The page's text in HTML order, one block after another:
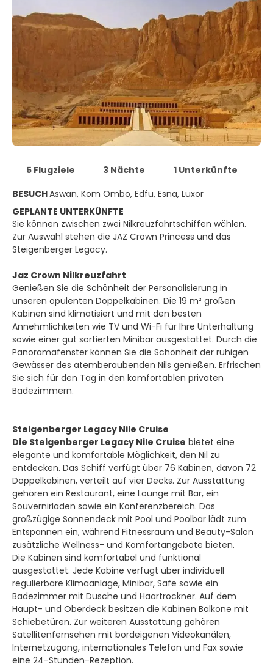
5 Flugziele 3 Nächte
1 Unterkünfte
BESUCHAswan, Kom Ombo, Edfu, Esna, Luxor
GEPLANTE UNTERKÜNFTE
Sie können zwischen zwei Nilkreuzfahrtschiffen wählen.
Zur Auswahl stehen die JAZ Crown Princess und das
Steigenberger Legacy.
Jaz Crown Nilkreuzfahrt
Genießen Sie die Schönheit der Personalisierung in
unseren opulenten Doppelkabinen. Die 19 m² großen
Kabinen sind klimatisiert und mit den besten
Annehmlichkeiten wie TV und Wi-Fi für Ihre Unterhaltung
sowie einer gut sortierten Minibar ausgestattet. Durch die
Panoramafenster können Sie die Schönheit der ruhigen
Gewässer des atemberaubenden Nils genießen. Erfrischen
Sie sich für den Tag in den komfortablen privaten
Badezimmern.
Steigenberger Legacy Nile Cruise
Die Steigenberger Legacy Nile Cruise bietet eine
elegante und komfortable Möglichkeit, den Nil zu
entdecken. Das Schiff verfügt über 76 Kabinen, davon 72
Doppelkabinen, verteilt auf vier Decks. Zur Ausstattung
gehören ein Restaurant, eine Lounge mit Bar, ein
Souvernirladen sowie ein Konferenzbereich. Das
großzügige Sonnendeck mit Pool und Poolbar lädt zum
Entspannen ein, während Fitnessraum und Beauty-Salon
zusätzliche Wellness- und Komfortangebote bieten.
Die Kabinen sind komfortabel und funktional
ausgestattet. Jede Kabine verfügt über individuell
regulierbare Klimaanlage, Minibar, Safe sowie ein
Badezimmer mit Dusche und Haartrockner. Auf dem
Haupt- und Oberdeck besitzen die Kabinen Balkone mit
Schiebetüren. Zur weiteren Ausstattung gehören
Satellitenfernsehen mit bord­eigenen Videokanälen,
Internetzugang, internationales Telefon und Fax sowie
eine 24-Stunden-Rezeption.